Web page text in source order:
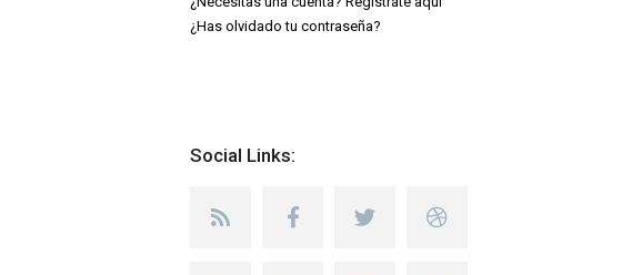
¿Has olvidado tu contraseña?
Social Links: